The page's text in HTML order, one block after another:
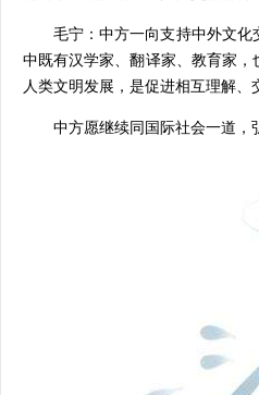
毛宁：中方一向支持中外文
中既有汉学家、翻译家、教育家
人类文明发展，是促进相互理解、
中方愿继续同国际社会一道，